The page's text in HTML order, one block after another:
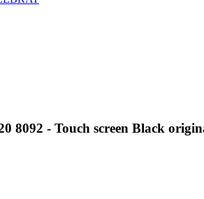
8092 - Touch screen Black